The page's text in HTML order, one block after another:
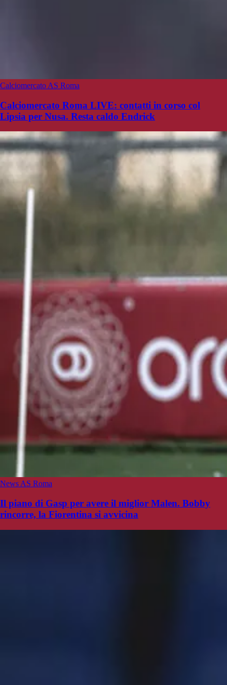
Calciomercato AS Roma
Calciomercato Roma LIVE: contatti in corso col
Lipsia per Nusa. Resta caldo Endrick
News AS Roma
Il piano di Gasp per avere il miglior Malen. Bobby
rincorre, la Fiorentina si avvicina